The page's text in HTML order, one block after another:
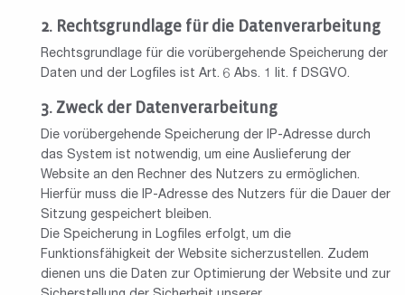
Rechtsgrundlage für die Datenverarbeitung
Rechtsgrundlage für die vorübergehende Speicherung der
Daten und der Logfiles ist Art. 6 Abs. 1 lit. f DSGVO.
Zweck der Datenverarbeitung
Die vorübergehende Speicherung der IP-Adresse durch
das System ist notwendig, um eine Auslieferung der
Website an den Rechner des Nutzers zu ermöglichen.
Hierfür muss die IP-Adresse des Nutzers für die Dauer der
Sitzung gespeichert bleiben.
Die Speicherung in Logfiles erfolgt, um die
Funktionsfähigkeit der Website sicherzustellen. Zudem
dienen uns die Daten zur Optimierung der Website und zur